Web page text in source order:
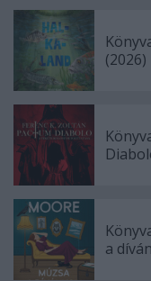
(2026)
a